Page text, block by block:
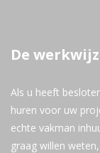
De
Als u heeft
huren voor uw
echte vakman
graag willen